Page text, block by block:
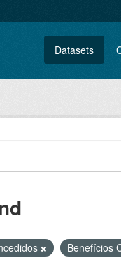
Datasets
Benefícios